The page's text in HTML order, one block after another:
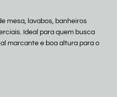
mesa, lavabos, banheiros
Ideal para quem busca
marcante e boa altura para o